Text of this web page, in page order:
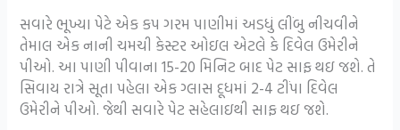
સવારે ભૂખ્યા પેટે એક કપ ગરમ પાણીમાં અડધું લીંબુ નીચવીને
તેમાલ એક નાની ચમચી કેસ્ટર ઓઇલ એટલે કે દિવેલ ઉમેરીને
પીઓ. આ પાણી પીવાના 15-20 મિનિટ બાદ પેટ સાફ થઇ જશે. તે
સિવાય રાત્રે સૂતા પહેલા એક ગ્લાસ દૂધમાં 2-4 ટીંપા દિવેલ
ઉમેરીને પીઓ. જેથી સવારે પેટ સહેલાઇથી સાફ થઇ જશે.